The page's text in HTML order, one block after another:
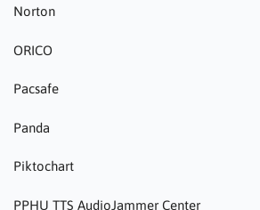
Norton
ORICO
Pacsafe
Panda
Piktochart
PPHU TTS AudioJammer Center